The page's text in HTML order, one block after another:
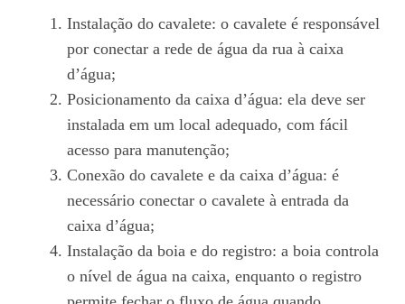
Instalação do cavalete: o cavalete é responsável
por conectar a rede de água da rua à caixa
d’água;
Posicionamento da caixa d’água: ela deve ser
instalada em um local adequado, com fácil
acesso para manutenção;
Conexão do cavalete e da caixa d’água: é
necessário conectar o cavalete à entrada da
caixa d’água;
Instalação da boia e do registro: a boia controla
o nível de água na caixa, enquanto o registro